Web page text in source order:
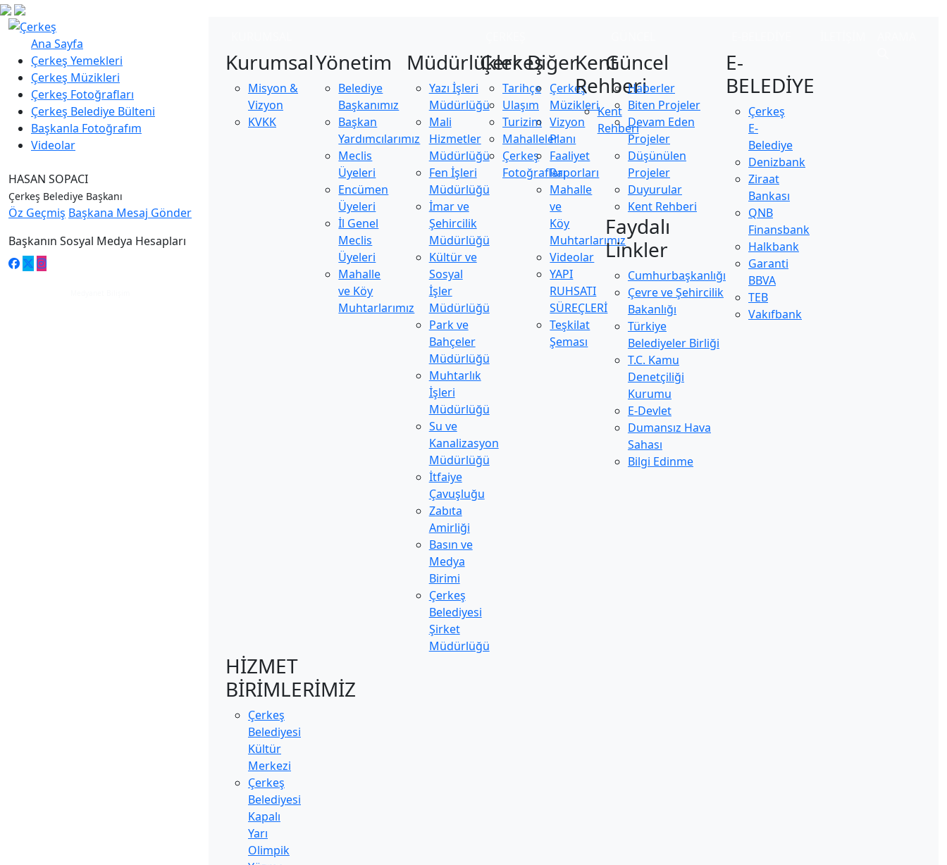
Ana Sayfa
Çerkeş Yemekleri
Çerkeş Müzikleri
Çerkeş Fotoğrafları
Çerkeş Belediye Bülteni
Başkanla Fotoğrafım
Videolar
HASAN SOPACI
Çerkeş Belediye Başkanı
Öz Geçmiş Başkana Mesaj Gönder
Başkanın Sosyal Medya Hesapları
Kurumsal
Misyon &
Vizyon
KVKK
Yönetim
Belediye
Başkanımız
Başkan
Yardımcılarımız
Meclis
Üyeleri
Encümen
Üyeleri
İl Genel
Meclis
Üyeleri
Mahalle
ve Köy
Muhtarlarımız
Müdürlükler
Yazı İşleri
Müdürlüğü
Mali
Hizmetler
Müdürlüğü
Fen İşleri
Müdürlüğü
İmar ve
Şehircilik
Müdürlüğü
Kültür ve
Sosyal
İşler
Müdürlüğü
Park ve
Bahçeler
Müdürlüğü
Muhtarlık
İşleri
Müdürlüğü
Su ve
Kanalizasyon
Müdürlüğü
İtfaiye
Çavuşluğu
Zabıta
Amirliği
Basın ve
Medya
Birimi
Çerkeş
Belediyesi
Şirket
Müdürlüğü
HİZMET
BİRİMLERİMİZ
Çerkeş
Belediyesi
Kültür
Merkezi
Çerkeş
Belediyesi
Kapalı
Yarı
Olimpik
Çerkeş
Tarihçe
Ulaşım
Turizim
Mahalleler
Çerkeş
Fotoğrafları
Diğer
Çerkeş
Müzikleri
Vizyon
Planı
Faaliyet
Raporları
Mahalle
ve
Köy
Muhtarlarımız
Videolar
YAPI
RUHSATI
SÜREÇLERİ
Teşkilat
Şeması
Kent
Rehberi
Kent
Rehberi
Güncel
Haberler
Biten Projeler
Devam Eden
Projeler
Düşünülen
Projeler
Duyurular
Kent Rehberi
Faydalı
Linkler
Cumhurbaşkanlığı
Çevre ve Şehircilik
Bakanlığı
Türkiye
Belediyeler Birliği
T.C. Kamu
Denetçiliği
Kurumu
E-Devlet
Dumansız Hava
Sahası
Bilgi Edinme
E-
BELEDİYE
Çerkeş
E-
Belediye
Denizbank
Ziraat
Bankası
QNB
Finansbank
Halkbank
Garanti
BBVA
TEB
Vakıfbank